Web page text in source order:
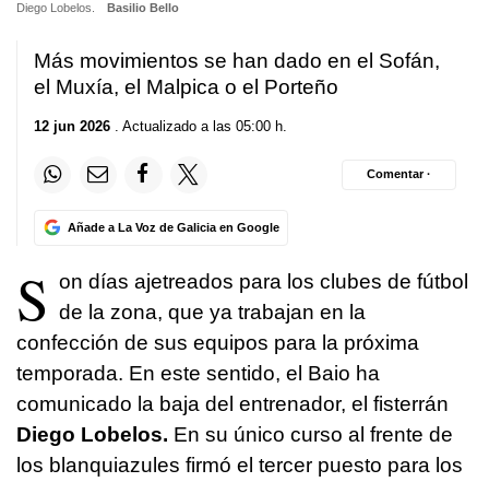
Diego Lobelos. Basilio Bello
Más movimientos se han dado en el Sofán,
el Muxía, el Malpica o el Porteño
12 jun 2026 . Actualizado a las 05:00 h.
Añade a La Voz de Galicia en Google
Comentar ·
S
on días ajetreados para los clubes de fútbol
de la zona, que ya trabajan en la
confección de sus equipos para la próxima
temporada. En este sentido, el Baio ha
comunicado la baja del entrenador, el fisterrán
Diego Lobelos. En su único curso al frente de
los blanquiazules firmó el tercer puesto para los